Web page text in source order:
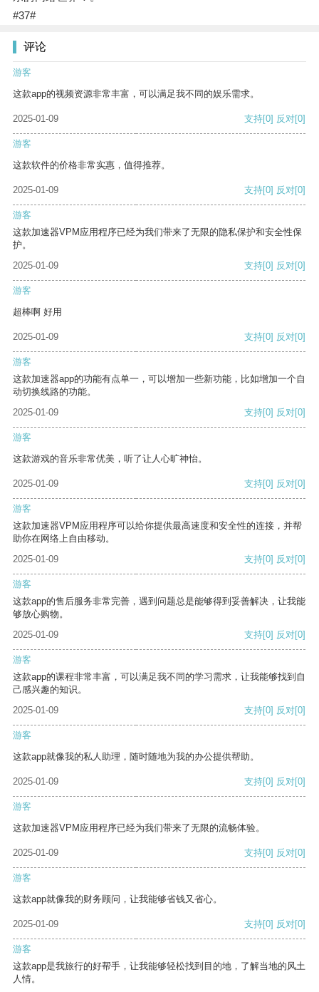
#37#
评论
游客
这款app的视频资源非常丰富，可以满足我不同的娱乐需求。
2025-01-09 支持[0] 反对[0]
游客
这款软件的价格非常实惠，值得推荐。
2025-01-09 支持[0] 反对[0]
游客
这款加速器VPM应用程序已经为我们带来了无限的隐私保护和安全性保
护。
2025-01-09
支持[0] 反对[0]
游客
超棒啊 好用
2025-01-09 支持[0] 反对[0]
游客
这款加速器app的功能有点单一，可以增加一些新功能，比如增加一个自
动切换线路的功能。
2025-01-09
支持[0] 反对[0]
游客
这款游戏的音乐非常优美，听了让人心旷神怡。
2025-01-09 支持[0] 反对[0]
游客
这款加速器VPM应用程序可以给你提供最高速度和安全性的连接，并帮
助你在网络上自由移动。
2025-01-09
支持[0] 反对[0]
游客
这款app的售后服务非常完善，遇到问题总是能够得到妥善解决，让我能
够放心购物。
2025-01-09
支持[0] 反对[0]
游客
这款app的课程非常丰富，可以满足我不同的学习需求，让我能够找到自
己感兴趣的知识。
2025-01-09
支持[0] 反对[0]
游客
这款app就像我的私人助理，随时随地为我的办公提供帮助。
2025-01-09 支持[0] 反对[0]
游客
这款加速器VPM应用程序已经为我们带来了无限的流畅体验。
2025-01-09 支持[0] 反对[0]
游客
这款app就像我的财务顾问，让我能够省钱又省心。
2025-01-09 支持[0] 反对[0]
游客
这款app是我旅行的好帮手，让我能够轻松找到目的地，了解当地的风土
人情。